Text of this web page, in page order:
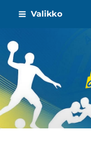
Siirry
Valikko